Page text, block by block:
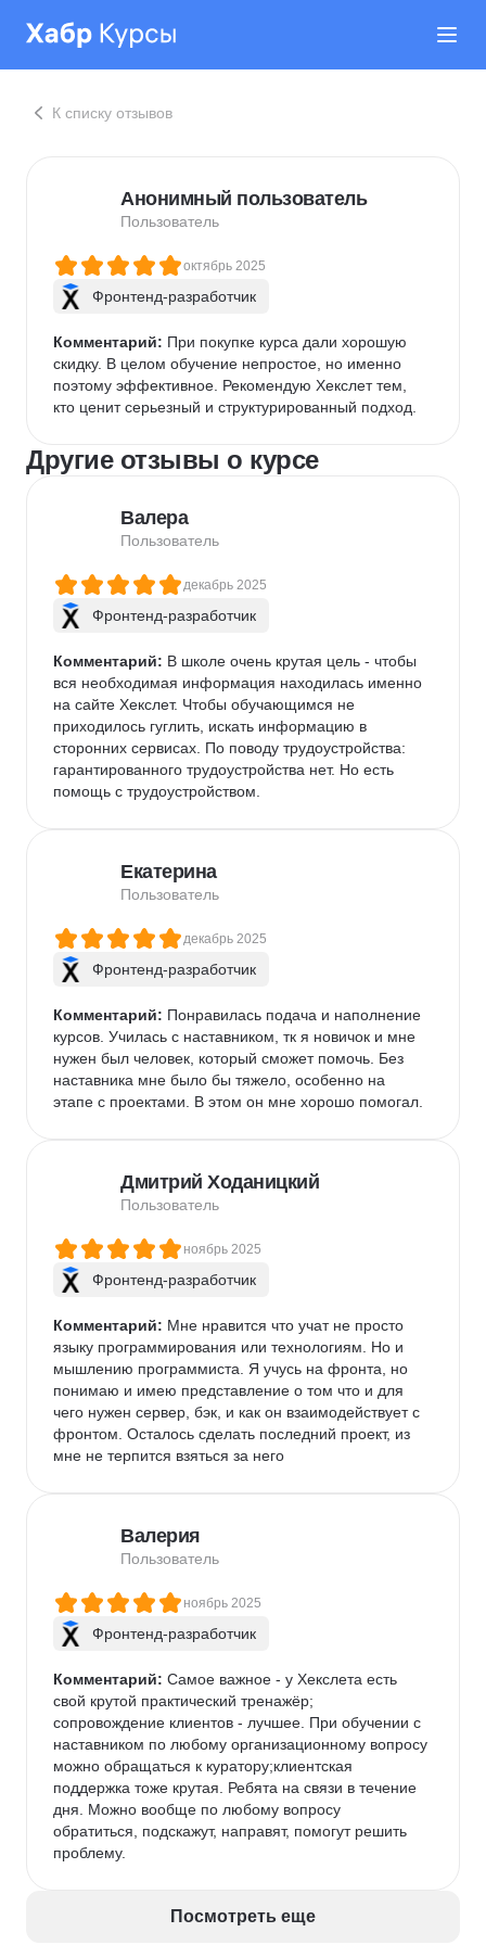
К списку отзывов
Анонимный пользователь
Пользователь
октябрь 2025
Фронтенд-разработчик
Комментарий: При покупке курса дали хорошую
скидку. В целом обучение непростое, но именно
поэтому эффективное. Рекомендую Хекслет тем,
кто ценит серьезный и структурированный подход.
Другие отзывы о курсе
Валера
Пользователь
декабрь 2025
Фронтенд-разработчик
Комментарий: В школе очень крутая цель - чтобы
вся необходимая информация находилась именно
на сайте Хекслет. Чтобы обучающимся не
приходилось гуглить, искать информацию в
сторонних сервисах. По поводу трудоустройства:
гарантированного трудоустройства нет. Но есть
помощь с трудоустройством.
Екатерина
Пользователь
декабрь 2025
Фронтенд-разработчик
Комментарий: Понравилась подача и наполнение
курсов. Училась с наставником, тк я новичок и мне
нужен был человек, который сможет помочь. Без
наставника мне было бы тяжело, особенно на
этапе с проектами. В этом он мне хорошо помогал.
Дмитрий Ходаницкий
Пользователь
ноябрь 2025
Фронтенд-разработчик
Комментарий: Мне нравится что учат не просто
языку программирования или технологиям. Но и
мышлению программиста. Я учусь на фронта, но
понимаю и имею представление о том что и для
чего нужен сервер, бэк, и как он взаимодействует с
фронтом. Осталось сделать последний проект, из
мне не терпится взяться за него
Валерия
Пользователь
ноябрь 2025
Фронтенд-разработчик
Комментарий: Самое важное - у Хекслета есть
свой крутой практический тренажёр;
сопровождение клиентов - лучшее. При обучении с
наставником по любому организационному вопросу
можно обращаться к куратору;клиентская
поддержка тоже крутая. Ребята на связи в течение
дня. Можно вообще по любому вопросу
обратиться, подскажут, направят, помогут решить
проблему.
Посмотреть еще